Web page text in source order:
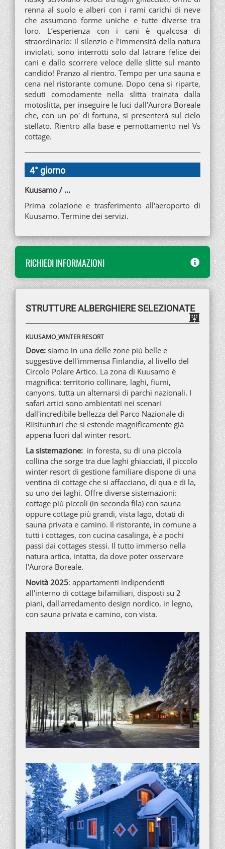
renna al suolo e alberi con i rami carichi di neve
che assumono forme uniche e tutte diverse tra
loro. L’esperienza con i cani è qualcosa di
straordinario: il silenzio e l’immensità della natura
inviolati, sono interrotti solo dal latrare felice dei
cani e dallo scorrere veloce delle slitte sul manto
candido! Pranzo al rientro. Tempo per una sauna e
cena nel ristorante comune. Dopo cena si riparte,
seduti comodamente nella slitta trainata dalla
motoslitta, per inseguire le luci dall'Aurora Boreale
che, con un po' di fortuna, si presenterà sul cielo
stellato. Rientro alla base e pernottamento nel Vs
cottage.
4° giorno
Kuusamo / ...
Prima colazione e trasferimento all'aeroporto di
Kuusamo. Termine dei servizi.
RICHIEDI INFORMAZIONI
STRUTTURE ALBERGHIERE SELEZIONATE
KUUSAMO_WINTER RESORT
Dove: siamo in una delle zone più belle e
suggestive dell'immensa Finlandia, al livello del
Circolo Polare Artico. La zona di Kuusamo è
magnifica: territorio collinare, laghi, fiumi,
canyons, tutta un alternarsi di parchi nazionali. I
safari artici sono ambientati nei scenari
dall'incredibile bellezza del Parco Nazionale di
Riisitunturi che si estende magnificamente già
appena fuori dal winter resort.
La sistemazione: in foresta, su di una piccola
collina che sorge tra due laghi ghiacciati, il piccolo
winter resort di gestione familiare dispone di una
ventina di cottage che si affacciano, di qua e di la,
su uno dei laghi. Offre diverse sistemazioni:
cottage più piccoli (in seconda fila) con sauna
oppure cottage più grandi, vista lago, dotati di
sauna privata e camino. Il ristorante, in comune a
tutti i cottages, con cucina casalinga, è a pochi
passi dai cottages stessi. Il tutto immerso nella
natura artica, intatta, da dove poter osservare
l'Aurora Boreale.
Novità 2025: appartamenti indipendenti
all'interno di cottage bifamiliari, disposti su 2
piani, dall'arredamento design nordico, in legno,
con sauna privata e camino, con vista.